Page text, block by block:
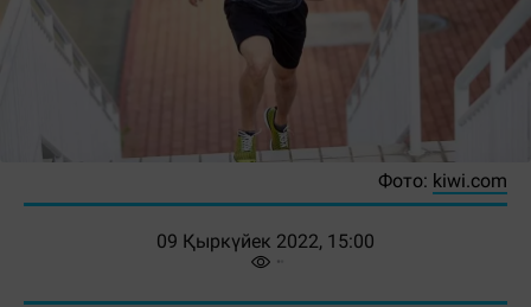
Фото: kiwi.com
09 Қыркүйек 2022, 15:00